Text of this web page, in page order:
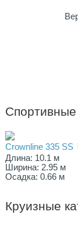
Crownline 335 SS
Длина: 10.1 м
Ширина: 2.95 м
Осадка: 0.66 м
Круизные